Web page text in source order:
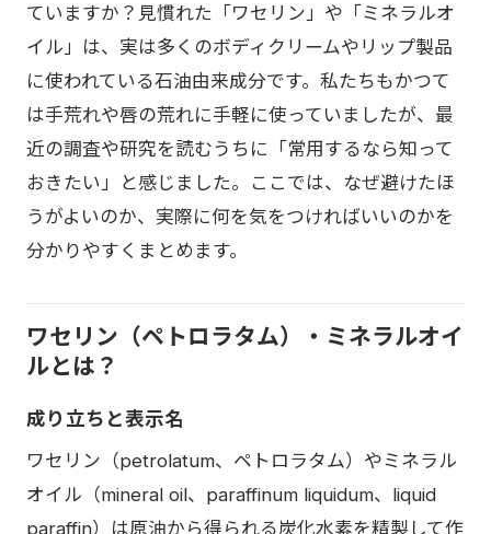
ていますか？見慣れた「ワセリン」や「ミネラルオ
イル」は、実は多くのボディクリームやリップ製品
に使われている石油由来成分です。私たちもかつて
は手荒れや唇の荒れに手軽に使っていましたが、最
近の調査や研究を読むうちに「常用するなら知って
おきたい」と感じました。ここでは、なぜ避けたほ
うがよいのか、実際に何を気をつければいいのかを
分かりやすくまとめます。
ワセリン（ペトロラタム）・ミネラルオイ
ルとは？
成り立ちと表示名
ワセリン（petrolatum、ペトロラタム）やミネラル
オイル（mineral oil、paraffinum liquidum、liquid
paraffin）は原油から得られる炭化水素を精製して作